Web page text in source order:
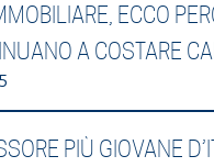
ECCO
A COSTARE
PIÙ GIOVANE